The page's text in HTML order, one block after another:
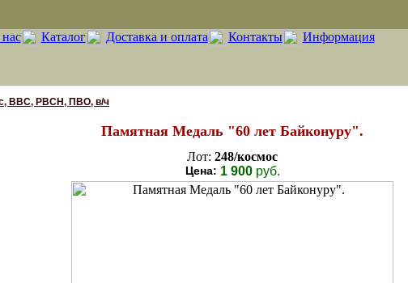
Каталог Доставка и оплата Контакты Информация
ВВС, РВСН, ПВО, в/ч
Памятная Медаль "60 лет Байконуру".
Лот: 248/космос
Цена: 1 900руб.